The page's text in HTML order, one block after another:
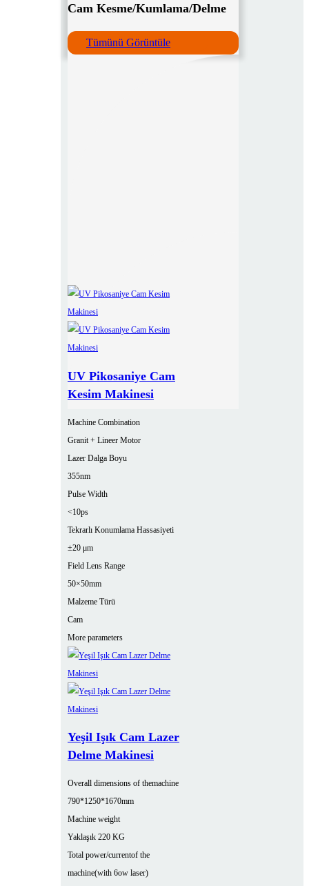
Cam Kesme/Kumlama/Delme
Tümünü Görüntüle
UV Pikosaniye Cam
Kesim Makinesi
Machine Combination
Granit + Lineer Motor
Lazer Dalga Boyu
355nm
Pulse Width
<10ps
Tekrarlı Konumlama Hassasiyeti
±20 μm
Field Lens Range
50×50mm
Malzeme Türü
Cam
More parameters
Yeşil Işık Cam Lazer
Delme Makinesi
Overall dimensions of themachine
790*1250*1670mm
Machine weight
Yaklaşık 220 KG
Total power/currentof the
machine(with 6ow laser)